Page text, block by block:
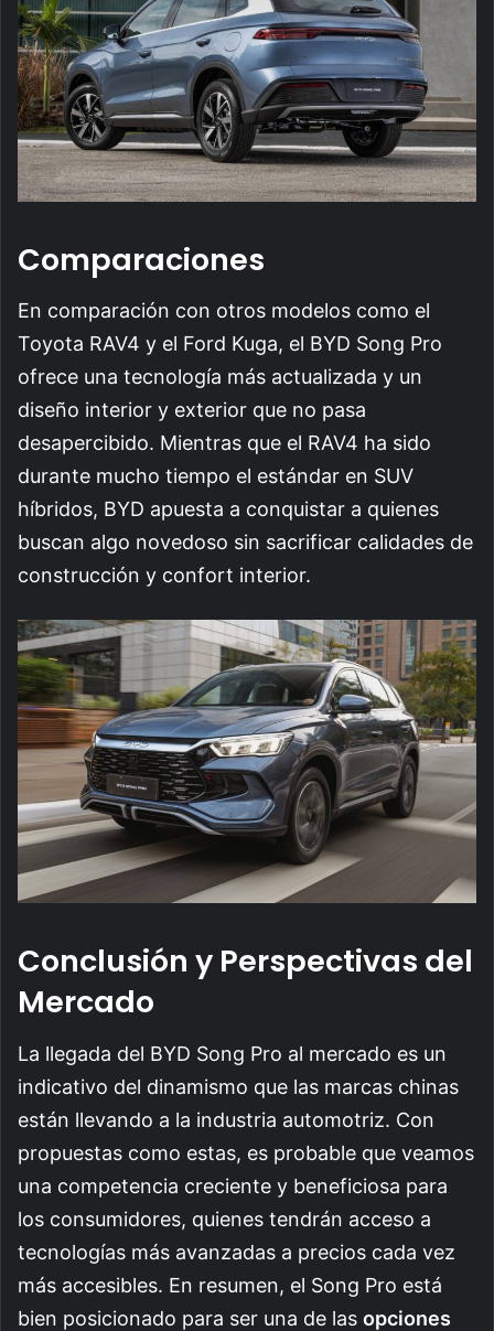
Comparaciones
En comparación con otros modelos como el
Toyota RAV4 y el Ford Kuga, el BYD Song Pro
ofrece una tecnología más actualizada y un
diseño interior y exterior que no pasa
desapercibido. Mientras que el RAV4 ha sido
durante mucho tiempo el estándar en SUV
híbridos, BYD apuesta a conquistar a quienes
buscan algo novedoso sin sacrificar calidades de
construcción y confort interior.
Conclusión y Perspectivas del
Mercado
La llegada del BYD Song Pro al mercado es un
indicativo del dinamismo que las marcas chinas
están llevando a la industria automotriz. Con
propuestas como estas, es probable que veamos
una competencia creciente y beneficiosa para
los consumidores, quienes tendrán acceso a
tecnologías más avanzadas a precios cada vez
más accesibles. En resumen, el Song Pro está
bien posicionado para ser una de las opciones